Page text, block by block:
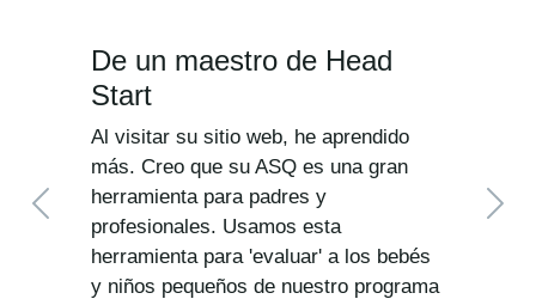
De un maestro de Head
Start
Al visitar su sitio web, he aprendido
más. Creo que su ASQ es una gran
herramienta para padres y
profesionales. Usamos esta
herramienta para 'evaluar' a los bebés
y niños pequeños de nuestro programa
Anterior